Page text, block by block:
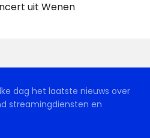
uit Wenen
dag het laatste nieuws over
streamingdiensten en